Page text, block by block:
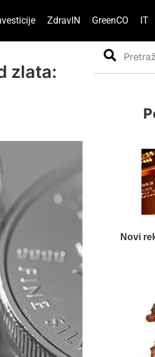
ZdravIN GreenCO IT
zlata:
Search
Novi